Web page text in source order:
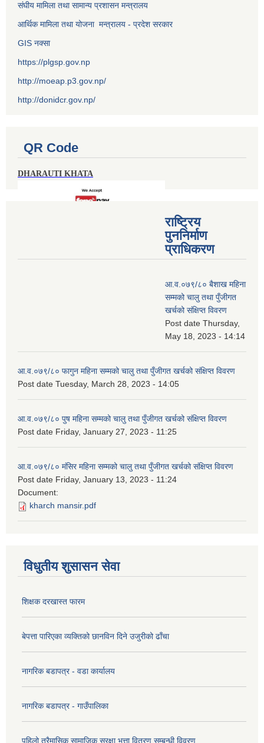
संघीय मामिला तथा सामान्य प्रशासन मन्त्रालय
आर्थिक मामिला तथा योजना मन्त्रालय - प्रदेश सरकार
GIS नक्सा
https://plgsp.gov.np
http://moeap.p3.gov.np/
http://donidcr.gov.np/
QR Code
DHARAUTI KHATA
राष्ट्रिय
पुननिर्माण
प्राधिकरण
आ.व.०७९/८० बैशाख महिना
सम्मको चालु तथा पुँजीगत
खर्चको संक्षिप्त विवरण
Post date Thursday,
May 18, 2023 - 14:14
आ.व.०७९/८० फागुन महिना सम्मको चालु तथा पुँजीगत खर्चको संक्षिप्त विवरण
Post date Tuesday, March 28, 2023 - 14:05
आ.व.०७९/८० पुष महिना सम्मको चालु तथा पुँजीगत खर्चको संक्षिप्त विवरण
Post date Friday, January 27, 2023 - 11:25
आ.व.०७९/८० मंसिर महिना सम्मको चालु तथा पुँजीगत खर्चको संक्षिप्त विवरण
Post date Friday, January 13, 2023 - 11:24
Document:
kharch mansir.pdf
विधुतीय शुसासन सेवा
शिक्षक दरखास्त फारम
बेपत्ता पारिएका व्यक्तिको छानविन दिने उजुरीको ढाँचा
नागरिक बडापत्र - वडा कार्यालय
नागरिक बडापत्र - गाउँपालिका
पहिलो त्रैमासिक सामाजिक सुरक्षा भत्ता वितरण सम्बन्धी विवरण